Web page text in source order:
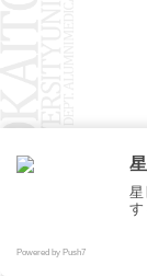
Powered by Push7